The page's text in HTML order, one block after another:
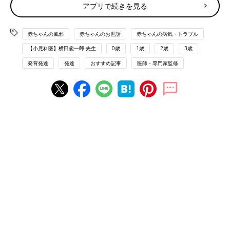
百日ぜきになりやすい月齢・年齢
新生児期～
百日ぜきになりやすい季節
通年（春・夏・秋・冬）
アプリで続きを見る
赤ちゃんの風邪 赤ちゃんのお世話 赤ちゃんの病気・トラブル
【小児科医】横田俊一郎 先生 0歳 1歳 2歳 3歳
発育発達 発達 おすすめ記事 医師・専門家監修